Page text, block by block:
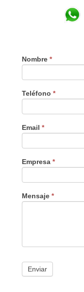
Nombre *
Teléfono *
Email *
Empresa *
Mensaje *
Enviar